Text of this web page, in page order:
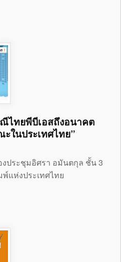
ไทยพีบีเอสถึงอนาคต
ในประเทศไทย”
ประชุมอิศรา อมันตกุล ชั้น 3
แห่งประเทศไทย